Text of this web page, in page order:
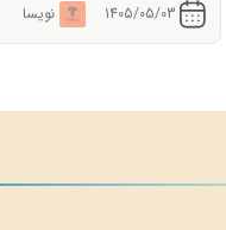
1405/05/03 نویسا